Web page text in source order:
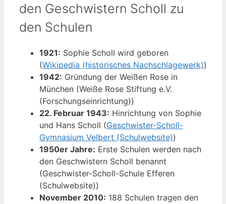
den Geschwistern Scholl zu
den Schulen
1921: Sophie Scholl wird geboren
(Wikipedia (historisches Nachschlagewerk))
1942: Gründung der Weißen Rose in
München (Weiße Rose Stiftung e.V.
(Forschungseinrichtung))
22. Februar 1943: Hinrichtung von Sophie
und Hans Scholl (Geschwister-Scholl-
Gymnasium Velbert (Schulwebsite))
1950er Jahre: Erste Schulen werden nach
den Geschwistern Scholl benannt
(Geschwister-Scholl-Schule Efferen
(Schulwebsite))
November 2010: 188 Schulen tragen den